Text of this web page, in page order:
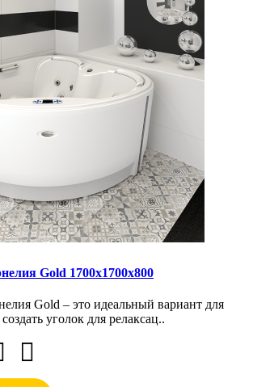
Gold 1700х1700х800
Gold – это идеальный вариант для
уголок для релаксац..